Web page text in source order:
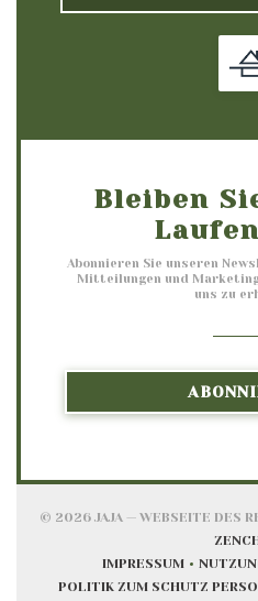
Bleiben
Abonnieren Sie unseren
Mitteilungen und
uns zu
© 2026 JAJA — WEBSEITE DES
IMPRESSUM
POLITIK ZUM SCHUTZ